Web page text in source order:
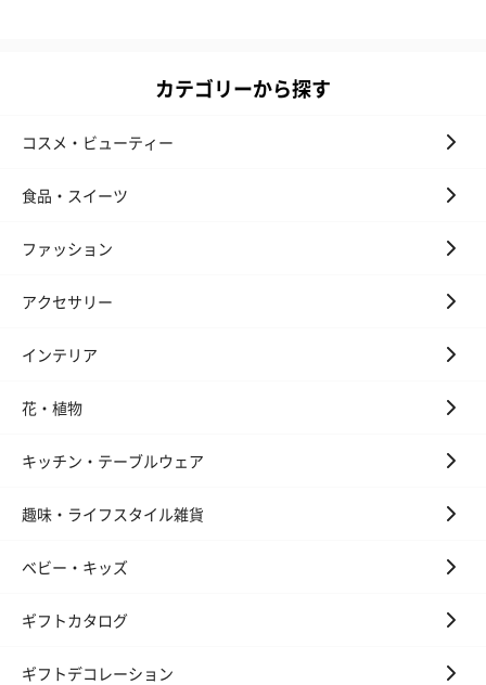
カテゴリーから探す
コスメ・ビューティー
食品・スイーツ
ファッション
アクセサリー
インテリア
花・植物
キッチン・テーブルウェア
趣味・ライフスタイル雑貨
ベビー・キッズ
ギフトカタログ
ギフトデコレーション